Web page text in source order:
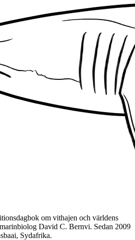
om vithajen och världens
David C. Bernvi. Sedan 2009
Sydafrika.